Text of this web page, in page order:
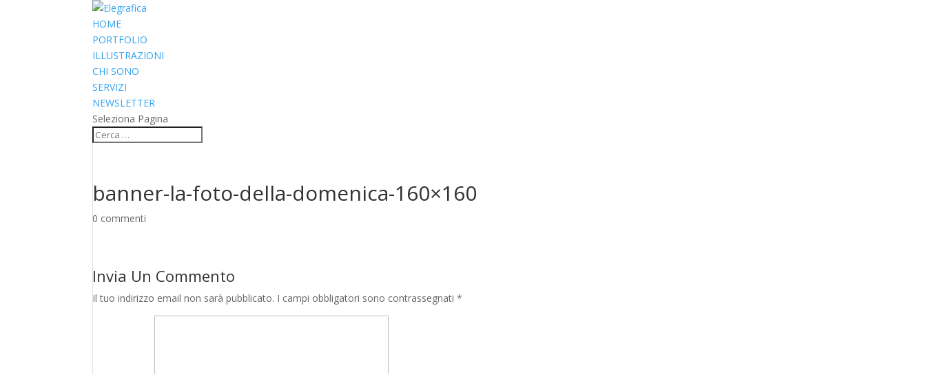
HOME
PORTFOLIO
ILLUSTRAZIONI
CHI SONO
SERVIZI
NEWSLETTER
Seleziona Pagina
banner-la-foto-della-domenica-160×160
0 commenti
Invia Un Commento
Il tuo indirizzo email non sarà pubblicato. I campi obbligatori sono contrassegnati*